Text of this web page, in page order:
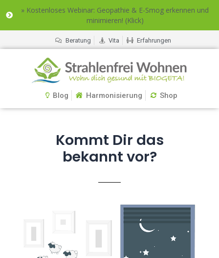
» Kostenloses Webinar: Geopathie & E-Smog erkennen und
minimieren! (Klick)
Beratung Vita Erfahrungen
Blog Harmonisierung Shop
Kommt Dir das
bekannt vor?